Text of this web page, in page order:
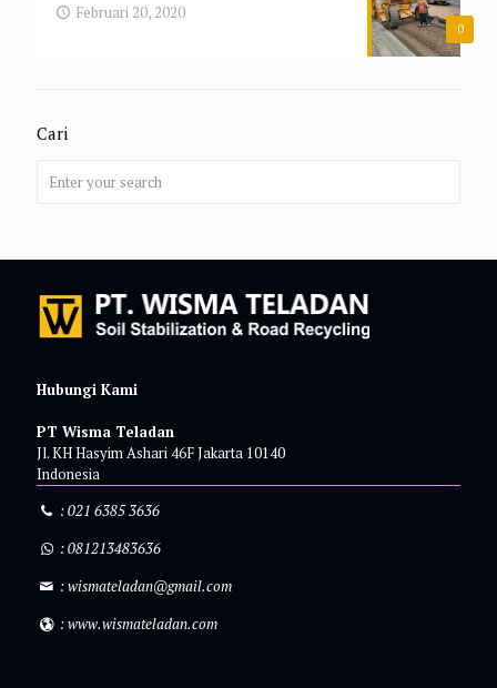
0
Februari 20, 2020
Cari
Hubungi Kami
PT Wisma Teladan
Jl. KH Hasyim Ashari 46F Jakarta 10140
Indonesia
:021 6385 3636
:081213483636
:wismateladan@gmail.com
:www.wismateladan.com